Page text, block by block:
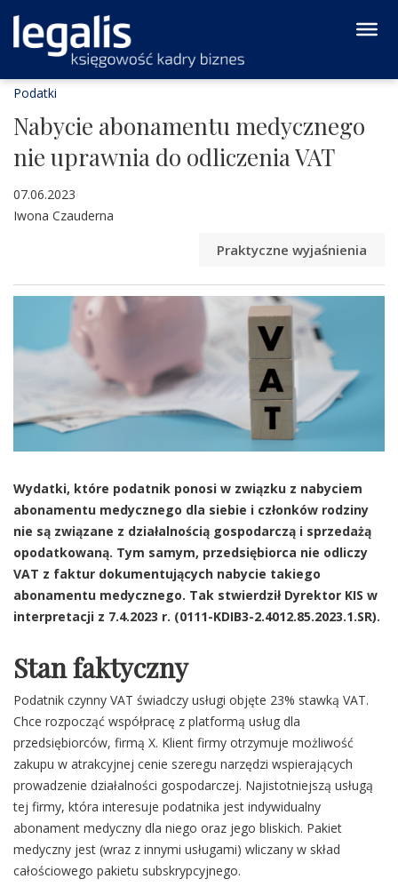
Podatki
Nabycie abonamentu medycznego
nie uprawnia do odliczenia VAT
07.06.2023
Iwona Czauderna
Praktyczne wyjaśnienia
Wydatki, które podatnik ponosi w związku z nabyciem
abonamentu medycznego dla siebie i członków rodziny
nie są związane z działalnością gospodarczą i sprzedażą
opodatkowaną. Tym samym, przedsiębiorca nie odliczy
VAT z faktur dokumentujących nabycie takiego
abonamentu medycznego. Tak stwierdził Dyrektor KIS w
interpretacji z 7.4.2023 r. (0111-KDIB3-2.4012.85.2023.1.SR).
Stan faktyczny
Podatnik czynny VAT świadczy usługi objęte 23% stawką VAT.
Chce rozpocząć współpracę z platformą usług dla
przedsiębiorców, firmą X. Klient firmy otrzymuje możliwość
zakupu w atrakcyjnej cenie szeregu narzędzi wspierających
prowadzenie działalności gospodarczej. Najistotniejszą usługą
tej firmy, która interesuje podatnika jest indywidualny
abonament medyczny dla niego oraz jego bliskich. Pakiet
medyczny jest (wraz z innymi usługami) wliczany w skład
całościowego pakietu subskrypcyjnego.